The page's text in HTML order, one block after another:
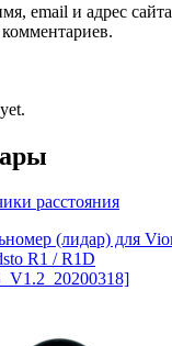
email и адрес
расстояния
(лидар) для
R1 / R1D